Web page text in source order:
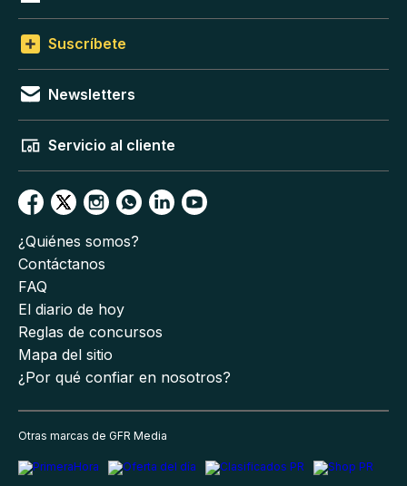
Suscríbete
Newsletters
Servicio al cliente
¿Quiénes somos?
Contáctanos
FAQ
El diario de hoy
Reglas de concursos
Mapa del sitio
¿Por qué confiar en nosotros?
Otras marcas de GFR Media